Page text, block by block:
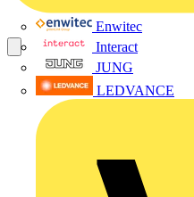
Enwitec
Interact
JUNG
LEDVANCE